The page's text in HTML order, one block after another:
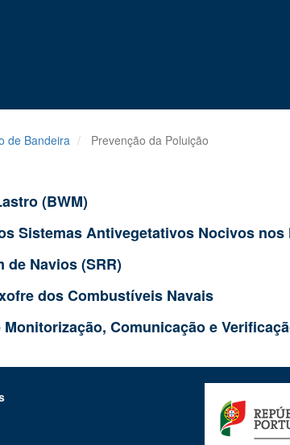
de Bandeira Prevenção da Poluição
(BWM)
Sistemas Antivegetativos Nocivos nos
de Navios (SRR)
dos Combustíveis Navais
Comunicação e